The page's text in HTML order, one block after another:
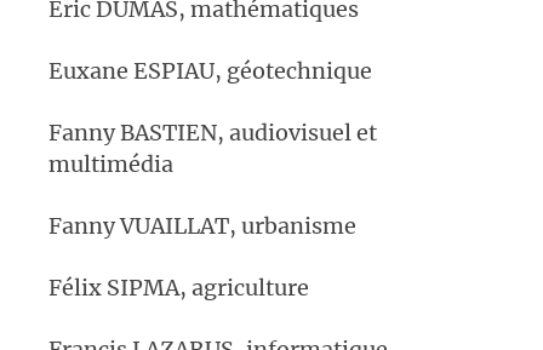
Eric DUMAS, mathématiques
Euxane ESPIAU, géotechnique
Fanny BASTIEN, audiovisuel et
multimédia
Fanny VUAILLAT, urbanisme
Félix SIPMA, agriculture